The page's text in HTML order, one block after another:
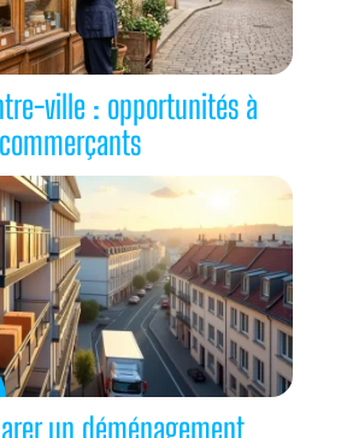
ville : opportunités à
un déménagement